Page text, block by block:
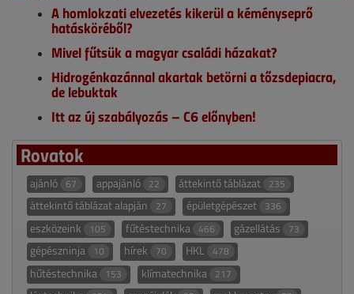
A homlokzati elvezetés kikerül a kéményseprő
hatásköréből?
Mivel fűtsük a magyar családi házakat?
Hidrogénkazánnal akartak betörni a tőzsdepiacra,
de lebuktak
Itt az új szabályozás – C6 előnyben!
Rovatok
ajánló 67 appajánló 22 áttekintő táblázat 235
áttekintő táblázat alapján 27 épületgépészet 336
eszközeink 105 fűtéstechnika 466 gázellátás 73
gépészninja 10 hírek 70 HKL 478
hűtéstechnika 153 klímatechnika 217